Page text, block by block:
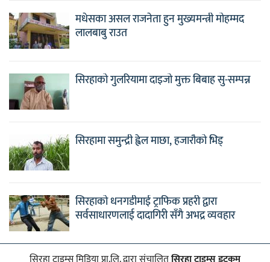
मधेसका असल राजनेता हुन मुख्यमन्त्री मोहम्मद
लालबाबु राउत
सिरहाको गुलरियामा दाइजो मुक्त बिबाह सु-सम्पन्न
सिरहामा समुन्द्री ह्वेल माछा, हजारौको भिड्
सिरहाको धनगडीमाई ट्राफिक प्रहरी द्वारा
सर्वसाधारणलाई दादागिरी सँगै अभद्र व्यवहार